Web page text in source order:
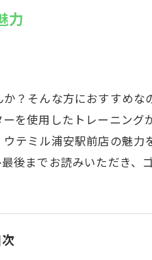
力
？そんな方におすすめ
を使用したトレーニング
テミル浦安駅前店の魅
までお読みいただき、